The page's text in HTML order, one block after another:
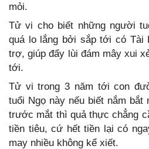
mỏi.
Tử vi cho biết những người
quá lo lắng bởi sắp tới có Tài
trợ, giúp đẩy lùi đám mây xui
tới.
Tử vi trong 3 năm tới con
tuổi Ngọ này nếu biết nắm
trước mắt thì quả thực chẳng
tiền tiêu, cứ hết tiền lại có
may nhiều không kể xiết.